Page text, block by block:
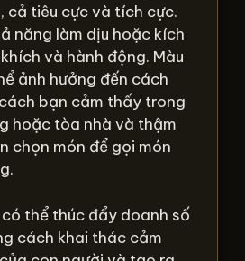
cả tiêu cực và tích cực.
năng làm dịu hoặc kích
và hành động. Màu
ảnh hưởng đến cách
bạn cảm thấy trong
hoặc tòa nhà và thậm
chọn món để gọi món
thể thúc đẩy doanh số
cách khai thác cảm